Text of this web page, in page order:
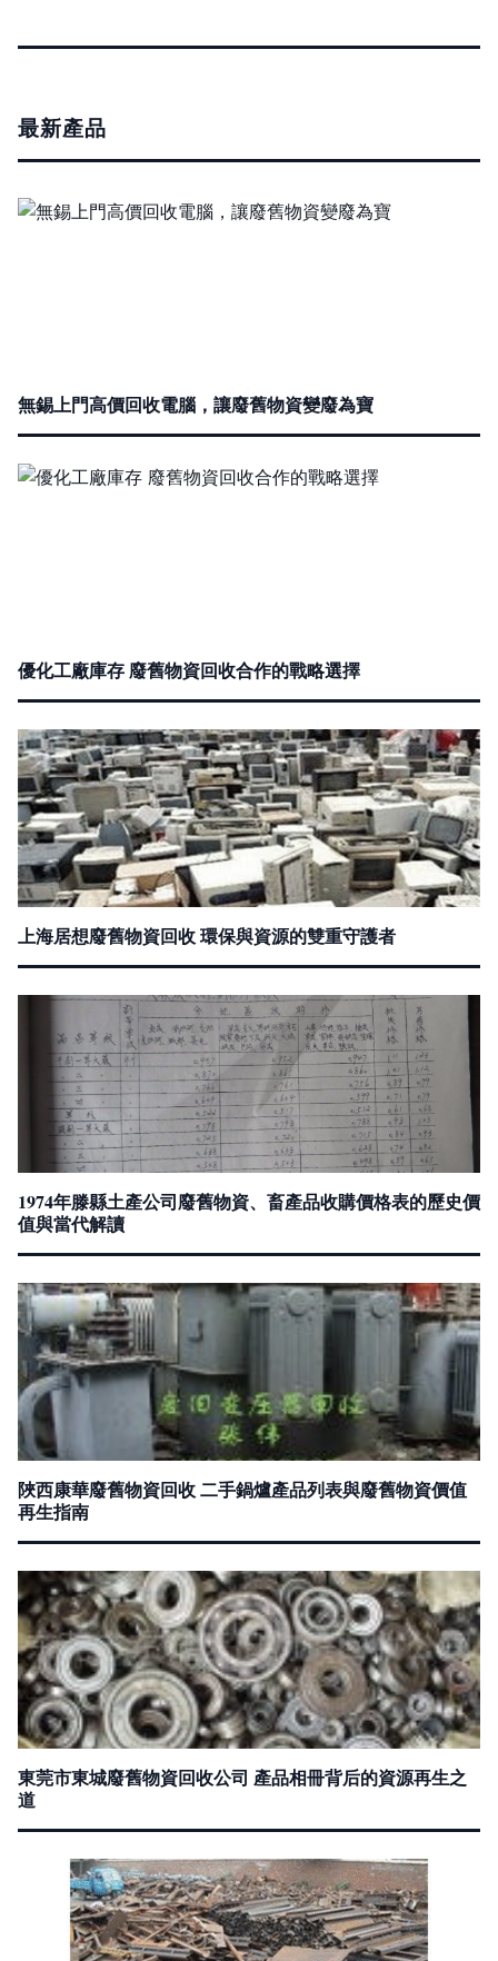
最新產品
無錫上門高價回收電腦，讓廢舊物資變廢為寶
優化工廠庫存 廢舊物資回收合作的戰略選擇
上海居想廢舊物資回收 環保與資源的雙重守護者
1974年滕縣土產公司廢舊物資、畜產品收購價格表的歷史價
值與當代解讀
陜西康華廢舊物資回收 二手鍋爐產品列表與廢舊物資價值
再生指南
東莞市東城廢舊物資回收公司 產品相冊背后的資源再生之
道